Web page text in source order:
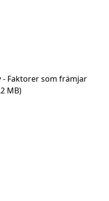
- Faktorer som främjar
MB)